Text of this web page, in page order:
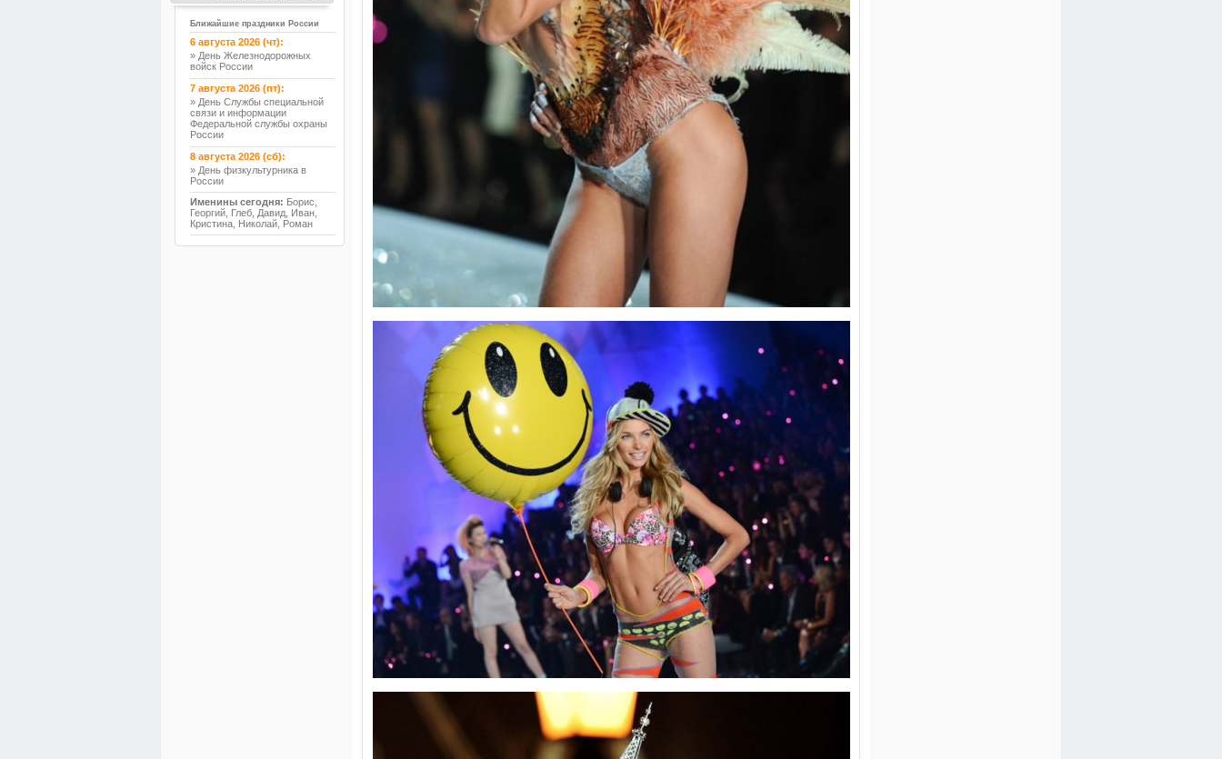
Ближайшие праздники России
6 августа 2026 (чт):
» День Железнодорожных
войск России
7 августа 2026 (пт):
» День Службы специальной
связи и информации
Федеральной службы охраны
России
8 августа 2026 (сб):
» День физкультурника в
России
Именины сегодня: Борис,
Георгий, Глеб, Давид, Иван,
Кристина, Николай, Роман